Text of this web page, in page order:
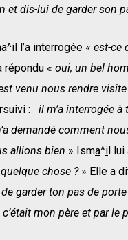
et dis-lui de garder son
a^il l’a interrogée « est-ce
« oui, un bel
venu nous rendre visite
:
il m’a interrogée à
demandé comment
allions bien » Isma^il lui
chose ?» Elle a
garder ton pas de porte
c’était mon père et par le